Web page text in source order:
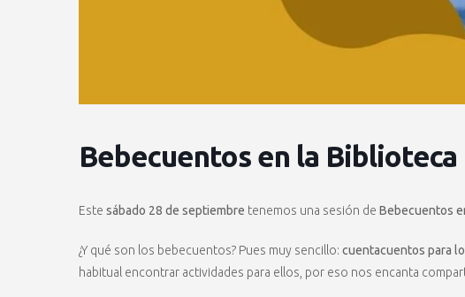
Bebecuentos en la Biblioteca
Este sábado 28 de septiembre tenemos una sesión de Bebecuentos
¿Y qué son los bebecuentos? Pues muy sencillo: cuentacuentos para
habitual encontrar actividades para ellos, por eso nos encanta